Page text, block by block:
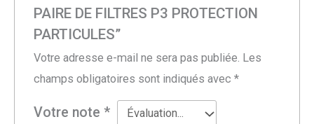
PAIRE DE FILTRES P3 PROTECTION
PARTICULES”
Votre adresse e-mail ne sera pas publiée. Les
champs obligatoires sont indiqués avec*
Votre note*